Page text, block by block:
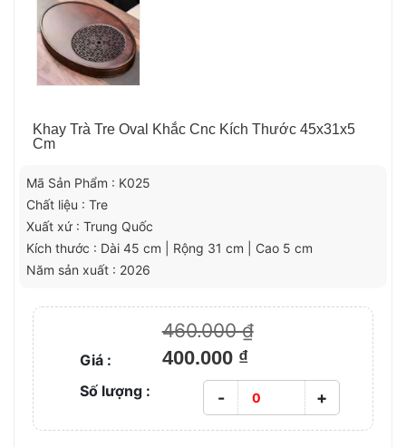
Khay Trà Tre Oval Khắc Cnc Kích Thước 45x31x5
Cm
Mã Sản Phẩm : K025
Chất liệu : Tre
Xuất xứ : Trung Quốc
Kích thước : Dài 45 cm | Rộng 31 cm | Cao 5 cm
Năm sản xuất : 2026
460.000 ₫
Giá : 400.000 ₫
Số lượng : - +